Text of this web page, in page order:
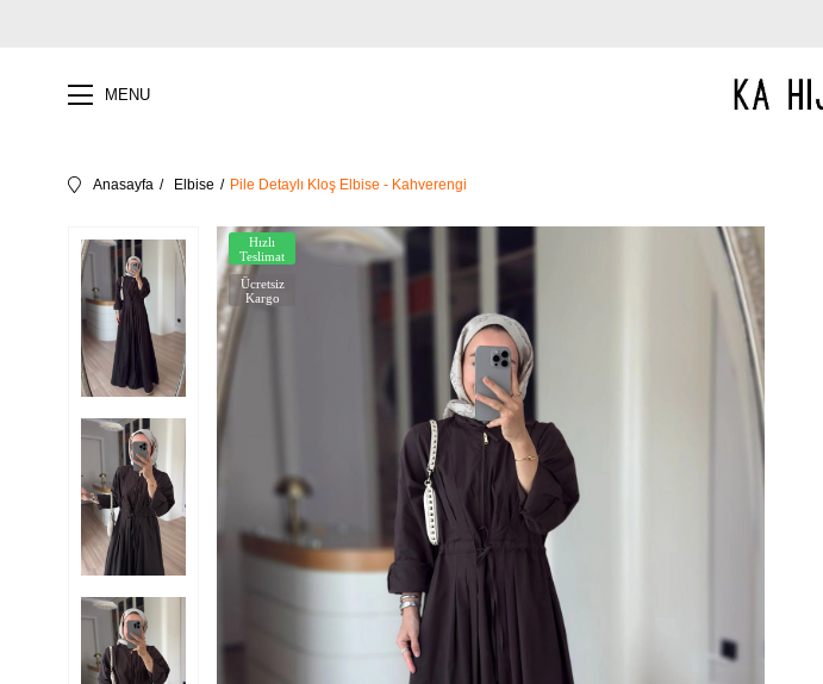
MENU
Anasayfa Elbise Pile Detaylı Kloş Elbise - Kahverengi
Ücretsiz
Kargo
Hızlı
Teslimat